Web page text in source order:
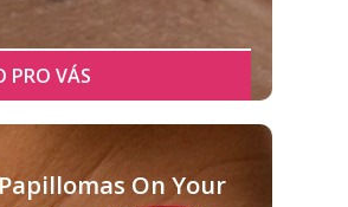
On Your